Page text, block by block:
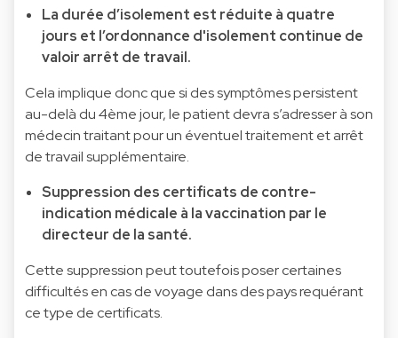
La durée d’isolement est réduite à quatre
jours et l’ordonnance d'isolement continue de
valoir arrêt de travail.
Cela implique donc que si des symptômes persistent
au-delà du 4ème jour, le patient devra s’adresser à son
médecin traitant pour un éventuel traitement et arrêt
de travail supplémentaire.
Suppression des certificats de contre-
indication médicale à la vaccination par le
directeur de la santé.
Cette suppression peut toutefois poser certaines
difficultés en cas de voyage dans des pays requérant
ce type de certificats.